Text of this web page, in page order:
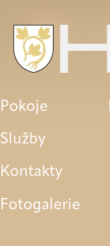
Pokoje
Služby
Kontakty
Fotogalerie